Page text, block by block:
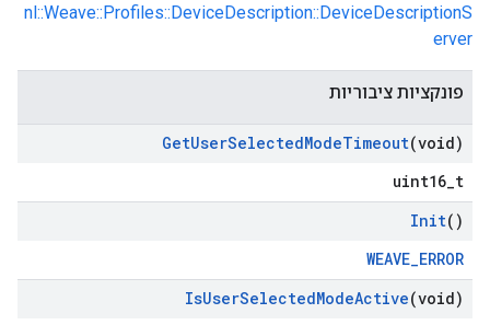
nl::Weave::Profiles::DeviceDescription::DeviceDescriptionS
erver
פונקציות ציבוריות
GetUserSelectedModeTimeout(void)
uint16_t
Init()
WEAVE_ERROR
IsUserSelectedModeActive(void)